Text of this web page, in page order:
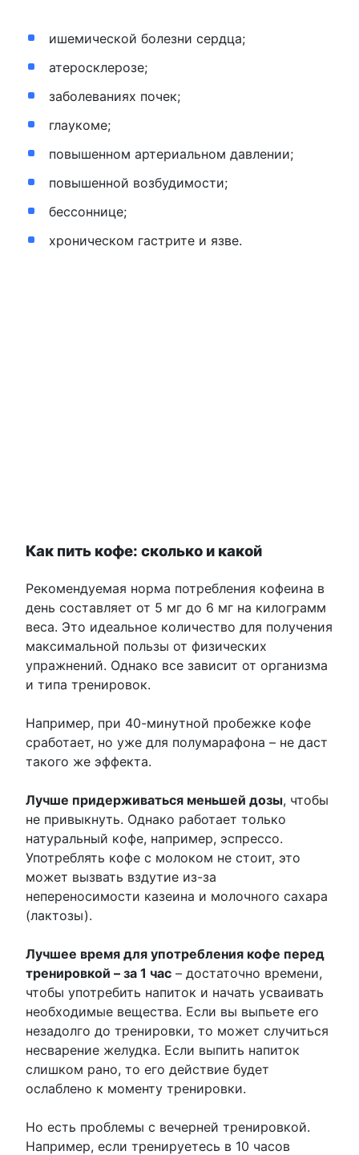
ишемической болезни сердца;
атеросклерозе;
заболеваниях почек;
глаукоме;
повышенном артериальном давлении;
повышенной возбудимости;
бессоннице;
хроническом гастрите и язве.
Как пить кофе: сколько и какой
Рекомендуемая норма потребления кофеина в
день составляет от 5 мг до 6 мг на килограмм
веса. Это идеальное количество для получения
максимальной пользы от физических
упражнений. Однако все зависит от организма
и типа тренировок.
Например, при 40-минутной пробежке кофе
сработает, но уже для полумарафона – не даст
такого же эффекта.
Лучше придерживаться меньшей дозы, чтобы
не привыкнуть. Однако работает только
натуральный кофе, например, эспрессо.
Употреблять кофе с молоком не стоит, это
может вызвать вздутие из-за
непереносимости казеина и молочного сахара
(лактозы).
Лучшее время для употребления кофе перед
тренировкой – за 1 час – достаточно времени,
чтобы употребить напиток и начать усваивать
необходимые вещества. Если вы выпьете его
незадолго до тренировки, то может случиться
несварение желудка. Если выпить напиток
слишком рано, то его действие будет
ослаблено к моменту тренировки.
Но есть проблемы с вечерней тренировкой.
Например, если тренируетесь в 10 часов